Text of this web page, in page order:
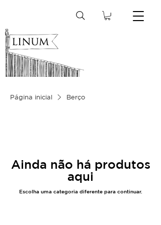
Página inicial Berço
Ainda não há produtos
aqui
Escolha uma categoria diferente para continuar.